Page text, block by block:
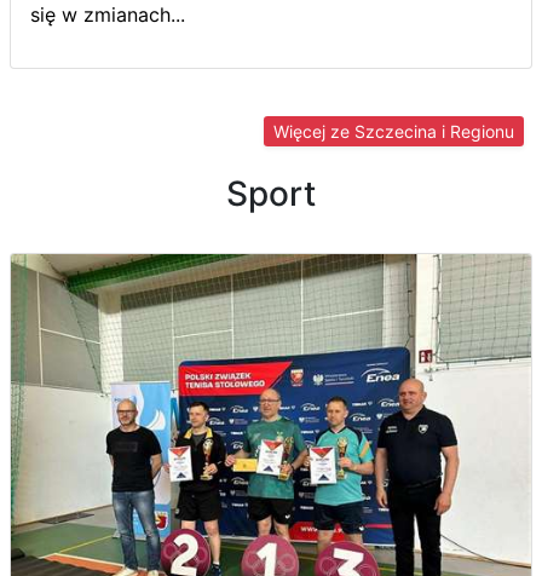
się w zmianach...
Więcej ze Szczecina i Regionu
Sport